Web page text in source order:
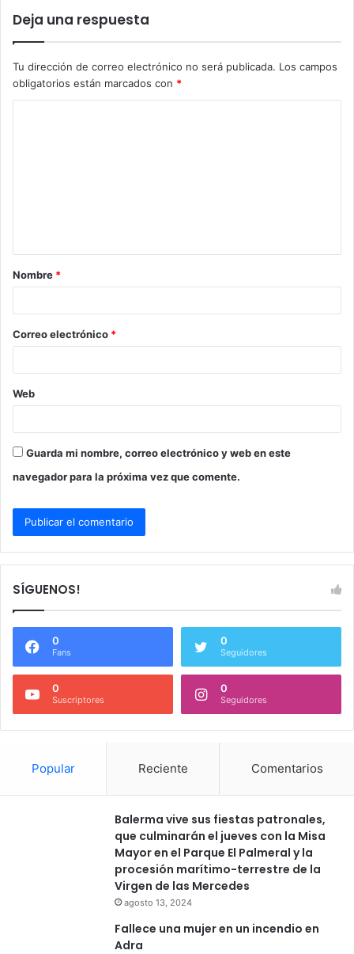
Deja una respuesta
Tu dirección de correo electrónico no será publicada. Los campos
obligatorios están marcados con *
a
r
*
Nombre *
Correo electrónico *
Web
Guarda mi nombre, correo electrónico y web en este
navegador para la próxima vez que comente.
SÍGUENOS!
0
Fans
0
Seguidores
0
Suscriptores
0
Seguidores
Popular Reciente Comentarios
Balerma vive sus fiestas patronales,
que culminarán el jueves con la Misa
Mayor en el Parque El Palmeral y la
procesión marítimo-terrestre de la
Virgen de las Mercedes
agosto 13, 2024
Fallece una mujer en un incendio en
Adra